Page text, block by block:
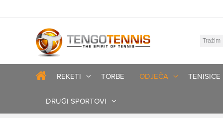
REKETI TORBE ODJEČA TENISICE
DRUGI SPORTOVI